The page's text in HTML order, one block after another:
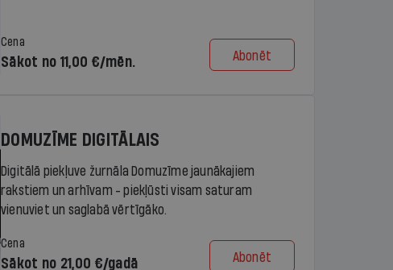
Cena
Sākot no 11,00 €/mēn. Abonēt
DOMUZĪME DIGITĀLAIS
Digitālā piekļuve žurnāla Domuzīme jaunākajiem
rakstiem un arhīvam - piekļūsti visam saturam
vienuviet un saglabā vērtīgāko.
Cena
Sākot no 21,00 €/gadā Abonēt